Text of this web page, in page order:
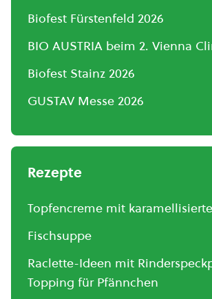
Biofest Fürstenfeld 2026
BIO AUSTRIA beim 2. Vienna
Biofest Stainz 2026
GUSTAV Messe 2026
Rezepte
Topfencreme mit
Fischsuppe
Raclette-Ideen mit
Topping für Pfännchen